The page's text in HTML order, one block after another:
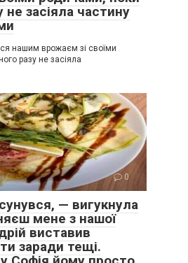
не засіяла частину
нашим врожаєм зі своїми
разу не засіяла
0
— вигукнула
мене з нашої
виставив
заради тещі.